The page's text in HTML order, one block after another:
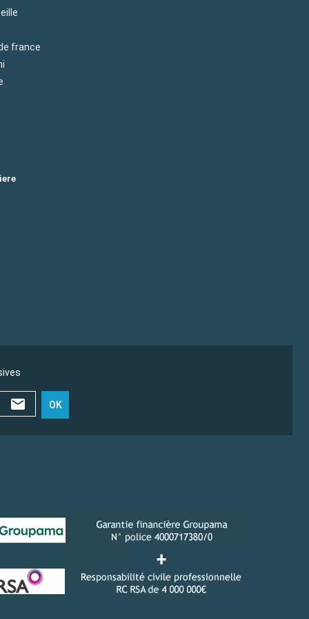
france
OK